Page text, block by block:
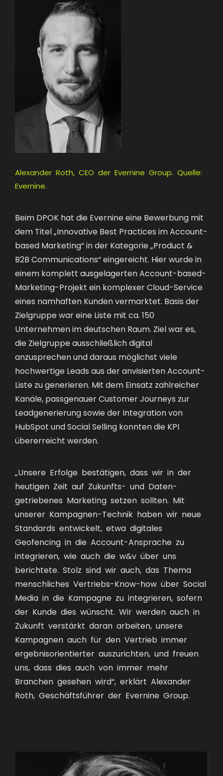
Alexander Roth, CEO der Evernine Group. Quelle:
Evernine.
Beim DPOK hat die Evernine eine Bewerbung mit
dem Titel „Innovative Best Practices im Account-
based Marketing“ in der Kategorie „Product &
B2B Communications“ eingereicht. Hier wurde in
einem komplett ausgelagerten Account-based-
Marketing-Projekt ein komplexer Cloud-Service
eines namhaften Kunden vermarktet. Basis der
Zielgruppe war eine Liste mit ca. 150
Unternehmen im deutschen Raum. Ziel war es,
die Zielgruppe ausschließlich digital
anzusprechen und daraus möglichst viele
hochwertige Leads aus der anvisierten Account-
Liste zu generieren. Mit dem Einsatz zahlreicher
Kanäle, passgenauer Customer Journeys zur
Leadgenerierung sowie der Integration von
HubSpot und Social Selling konnten die KPI
übererreicht werden.
„Unsere Erfolge bestätigen, dass wir in der
heutigen Zeit auf Zukunfts- und Daten-
getriebenes Marketing setzen sollten. Mit
unserer Kampagnen-Technik haben wir neue
Standards entwickelt, etwa digitales
Geofencing in die Account-Ansprache zu
integrieren, wie auch die w&v über uns
berichtete. Stolz sind wir auch, das Thema
menschliches Vertriebs-Know-how über Social
Media in die Kampagne zu integrieren, sofern
der Kunde dies wünscht. Wir werden auch in
Zukunft verstärkt daran arbeiten, unsere
Kampagnen auch für den Vertrieb immer
ergebnisorientierter auszurichten, und freuen
uns, dass dies auch von immer mehr
Branchen gesehen wird“, erklärt Alexander
Roth, Geschäftsführer der Evernine Group.